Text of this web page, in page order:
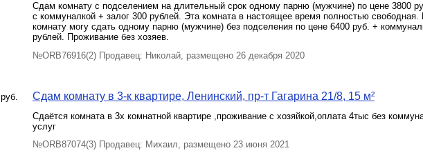
Сдам комнату с подселением на длительный срок одному парню (мужчине) по цене 3800
с коммуналкой + залог 300 рублей. Эта комната в настоящее время полностью свободная.
комнату могу сдать одному парню (мужчине) без подселения по цене 6400 руб. +
рублей. Проживание без хозяев.
№ORB76916(2) Продавец: Николай, размещено 26 декабря 2020
руб. Сдам комнату в 3-к квартире, Ленинский, пр-т Гагарина 21/8, 15 м²
Сдаётся комната в 3х комнатной квартире ,проживание с хозяйкой,оплата 4тыс без
услуг
№ORB87074(3) Продавец: Михаил, размещено 23 июня 2021